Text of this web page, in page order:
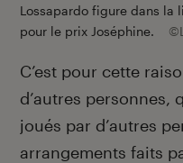
Lossapardo figure dans la
pour le prix Joséphine.
C’est pour cette
d’autres personnes,
joués par d’autres
arrangements faits